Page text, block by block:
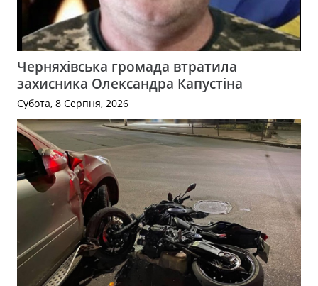
Черняхівська громада втратила
захисника Олександра Капустіна
Субота, 8 Серпня, 2026